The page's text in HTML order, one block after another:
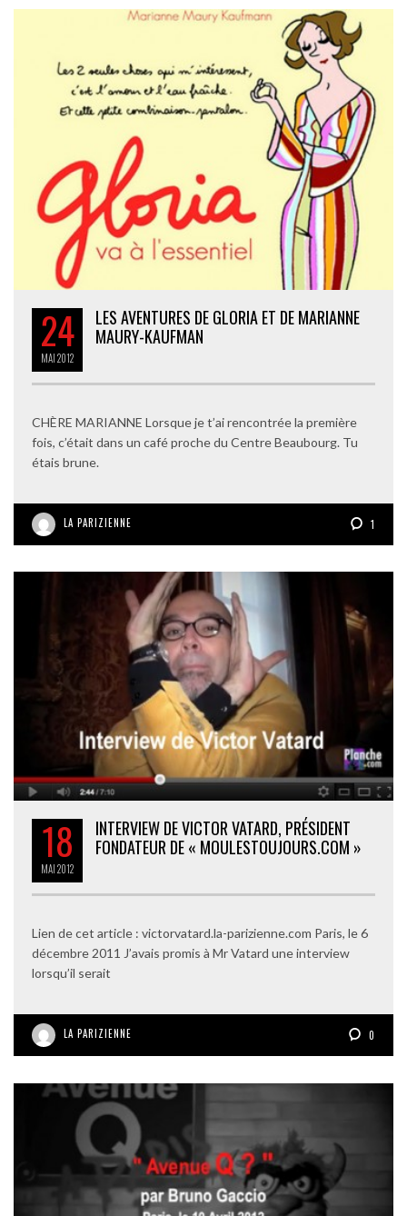
24
MAI2012
LES AVENTURES DE GLORIA ET DE MARIANNE
MAURY-KAUFMAN
CHÈRE MARIANNE Lorsque je t’ai rencontrée la première
fois, c’était dans un café proche du Centre Beaubourg. Tu
étais brune.
LA PARIZIENNE 1
18
MAI2012
INTERVIEW DE VICTOR VATARD, PRÉSIDENT
FONDATEUR DE « MOULESTOUJOURS.COM »
Lien de cet article : victorvatard.la-parizienne.com Paris, le 6
décembre 2011 J’avais promis à Mr Vatard une interview
lorsqu’il serait
LA PARIZIENNE 0